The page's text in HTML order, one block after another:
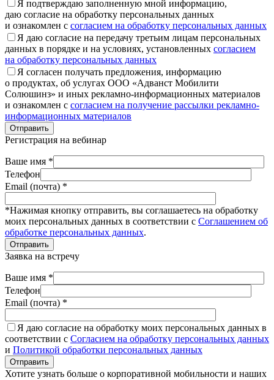
Я подтверждаю заполненную мной информацию,
даю согласие на обработку персональных данных
и ознакомлен с согласием на обработку персональных данных
Я даю согласие на передачу третьим лицам персональных
данных в порядке и на условиях, установленных согласием
на обработку персональных данных
Я согласен получать предложения, информацию
о продуктах, об услугах ООО «Адванст Мобилити
Солюшинз» и иных рекламно-информационных материалов
и ознакомлен с согласием на получение рассылки рекламно-
информационных материалов
Отправить
Регистрация на вебинар
Ваше имя *
Телефон
Email (почта) *
*Нажимая кнопку отправить, вы соглашаетесь на обработку
моих персональных данных в соответствии с Соглашением об
обработке персональных данных.
Отправить
Заявка на встречу
Ваше имя *
Телефон
Email (почта) *
Я даю согласие на обработку моих персональных данных в
соответствии с Согласием на обработку персональных данных
и Политикой обработки персональных данных
Отправить
Хотите узнать больше о корпоративной мобильности и наших